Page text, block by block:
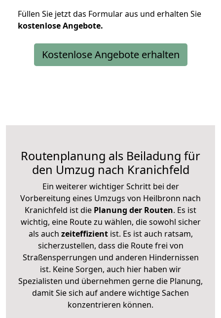
Füllen Sie jetzt das Formular aus und erhalten Sie
kostenloseAngebote.
Kostenlose Angebote erhalten
Routenplanung als Beiladung für
den Umzug nach Kranichfeld
Ein weiterer wichtiger Schritt bei der
Vorbereitung eines Umzugs von Heilbronn nach
Kranichfeld ist die Planung der Routen. Es ist
wichtig, eine Route zu wählen, die sowohl sicher
als auch zeiteffizientist. Es ist auch ratsam,
sicherzustellen, dass die Route frei von
Straßensperrungen und anderen Hindernissen
ist. Keine Sorgen, auch hier haben wir
Spezialisten und übernehmen gerne die Planung,
damit Sie sich auf andere wichtige Sachen
konzentrieren können.